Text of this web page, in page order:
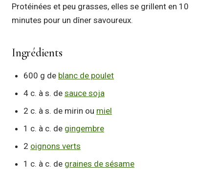
Protéinées et peu grasses, elles se grillent en 10
minutes pour un dîner savoureux.
Ingrédients
600 g de blanc de poulet
4 c. à s. de sauce soja
2 c. à s. de mirin ou miel
1 c. à c. de gingembre
2 oignons verts
1 c. à c. de graines de sésame